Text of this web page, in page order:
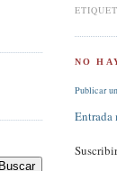
NO
Publicar
Entrada